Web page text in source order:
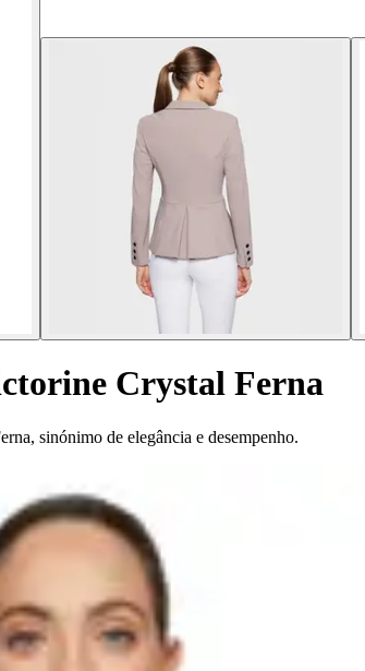
Crystal Ferna
sinónimo de elegância e desempenho.